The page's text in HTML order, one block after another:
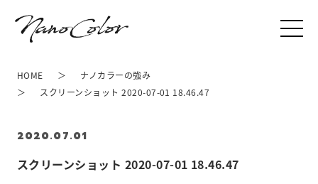
スクリーンショット 2020-07-01 18.46.47
2020.07.01
HOME
ナノカラーの強み
スクリーンショット 2020-07-01 18.46.47